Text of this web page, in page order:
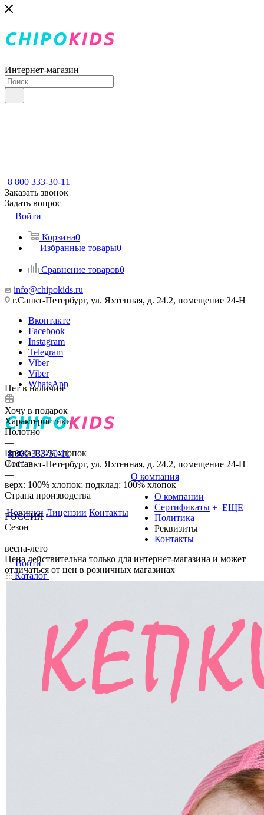
Интернет-магазин
8 800 333-30-11
Заказать звонок
Задать вопрос
Войти
Корзина0
Избранные товары0
Сравнение товаров0
info@chipokids.ru
г.Санкт-Петербург, ул. Яхтенная, д. 24.2, помещение 24-Н
Вконтакте
Facebook
Instagram
Telegram
Viber
Viber
WhatsApp
8 800 333-30-11
г.Санкт-Петербург, ул. Яхтенная, д. 24.2, помещение 24-Н
Новинки Лицензии Контакты
О компания
О компании
Сертификаты
Политика
Реквизиты
Контакты
+ ЕЩЕ
Войти
Каталог
Нет в наличии
Хочу в подарок
Характеристики
Полотно
—
Пряжа 100% хлопок
Состав
—
верх: 100% хлопок; подклад: 100% хлопок
Страна производства
—
РОССИЯ
Сезон
—
весна-лето
Цена действительна только для интернет-магазина и может
отличаться от цен в розничных магазинах